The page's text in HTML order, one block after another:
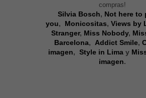
compras!
Silvia Bosch, Not here to
you, Monicositas, Views by
Stranger, Miss Nobody,
Barcelona, Addict Smile,
imagen, Style in Limay
imagen.